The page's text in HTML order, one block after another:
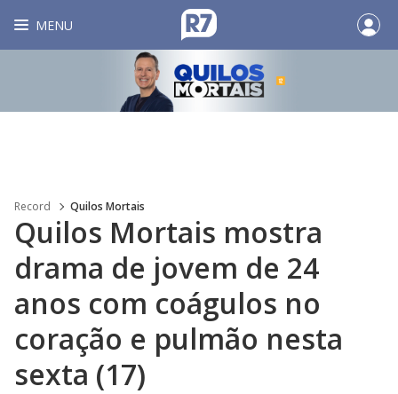
MENU
Record Quilos Mortais
Quilos Mortais mostra
drama de jovem de 24
anos com coágulos no
coração e pulmão nesta
sexta (17)